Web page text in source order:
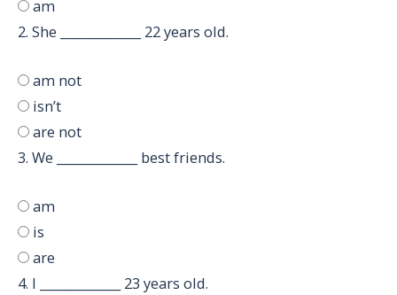
am
2. She _____________ 22 years old.
am not
isn’t
are not
3. We _____________ best friends.
am
is
are
4. I _____________ 23 years old.